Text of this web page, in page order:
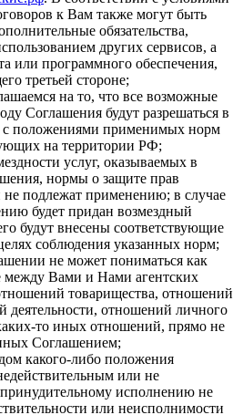
к Вам также могут быть
обязательства,
других сервисов, а
или программного обеспечения,
третьей стороне;
на то, что все возможные
Соглашения будут разрешаться в
с положениями применимых норм
на территории РФ;
услуг, оказываемых в
нормы о защите прав
не подлежат применению; в случае
будет придан возмездный
будут внесены соответствующие
соблюдения указанных норм;
не может пониматься как
между Вами и Нами агентских
товарищества, отношений
деятельности, отношений личного
то иных отношений, прямо не
Соглашением;
какого-либо положения
или не
исполнению не
или неисполнимости